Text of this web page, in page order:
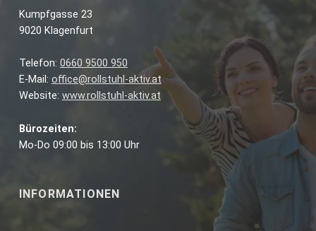
Kumpfgasse 23
9020 Klagenfurt
Telefon: 0660 9500 950
E-Mail: office@rollstuhl-aktiv.at
Website: www.rollstuhl-aktiv.at
Bürozeiten:
Mo-Do 09:00 bis 13:00 Uhr
INFORMATIONEN